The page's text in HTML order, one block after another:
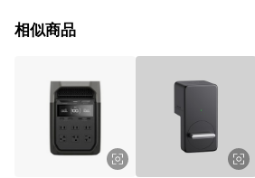
後之最終金額進行計算。 6. 用戶需於同一瀏覽
會有攤提折抵導致訂單金額些微落差 9. 同一
尺寸規格)，皆會計入同一筆返點上限進行計
的導購跳轉紀錄與蝦皮的會員ID進行綁定，
其他媒體來源導入蝦皮官網，則七天內於該
訂單會被蝦皮認列為該LINE用戶導購跳轉時
若同一用戶使用一個以上蝦皮帳號透過LINE購
相似商品